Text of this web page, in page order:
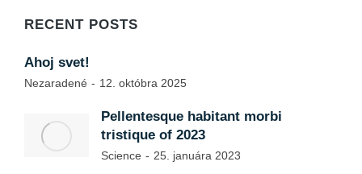
RECENT POSTS
Ahoj svet!
Nezaradené 12. októbra 2025
Pellentesque habitant morbi
tristique of 2023
Science 25. januára 2023